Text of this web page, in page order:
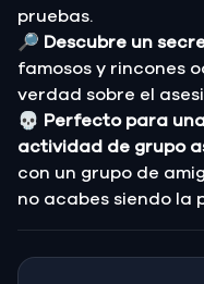
pruebas.
🔎 Descubre un
famosos y rincones
verdad sobre el
💀 Perfecto para
actividad de grupo
con un grupo de
no acabes siendo la